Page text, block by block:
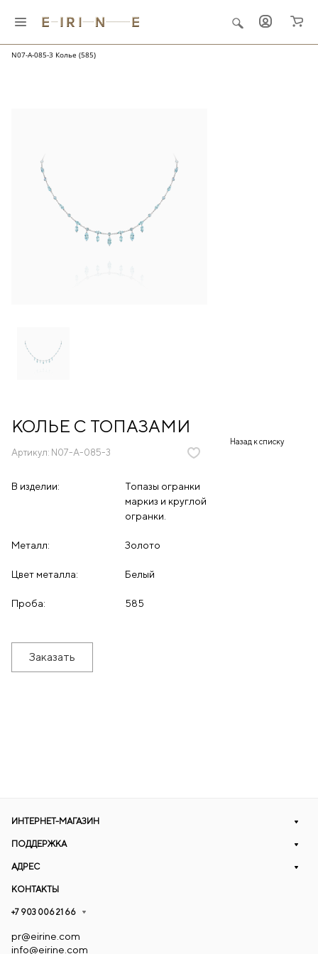
N07-A-085-3 Колье (585)
КОЛЬЕ С ТОПАЗАМИ
Артикул: N07-A-085-3
В изделии:
Топазы огранки
маркиз и круглой
огранки.
Металл: Золото
Цвет металла: Белый
Проба: 585
Заказать
Назад к списку
ИНТЕРНЕТ-МАГАЗИН
ПОДДЕРЖКА
АДРЕС
КОНТАКТЫ
+7 903 006 21 66
pr@eirine.com
info@eirine.com